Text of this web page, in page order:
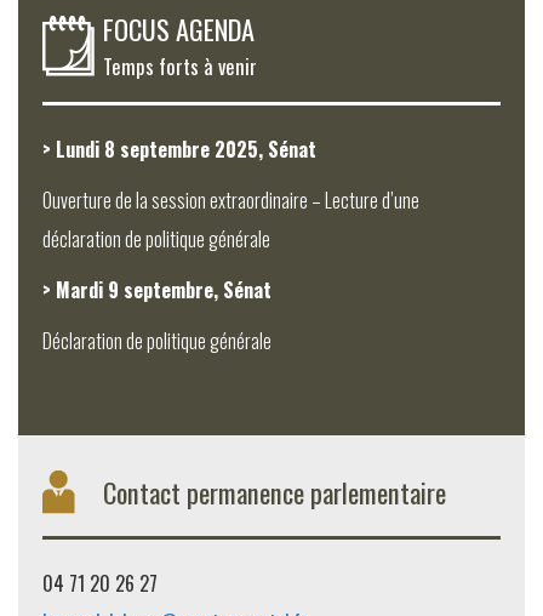
FOCUS AGENDA
Temps forts à venir
> Lundi 8 septembre 2025, Sénat
Ouverture de la session extraordinaire – Lecture d’une
déclaration de politique générale
> Mardi 9 septembre, Sénat
Déclaration de politique générale
Contact permanence parlementaire
04 71 20 26 27